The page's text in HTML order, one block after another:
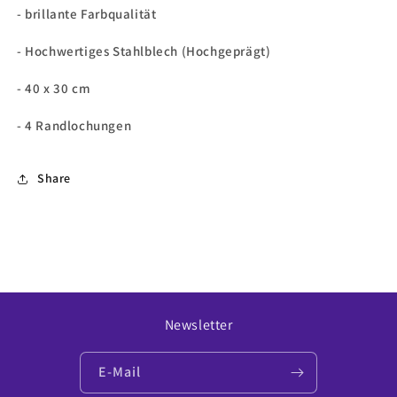
- brillante Farbqualität
- Hochwertiges Stahlblech (Hochgeprägt)
- 40 x 30 cm
- 4 Randlochungen
Share
Newsletter
E-Mail